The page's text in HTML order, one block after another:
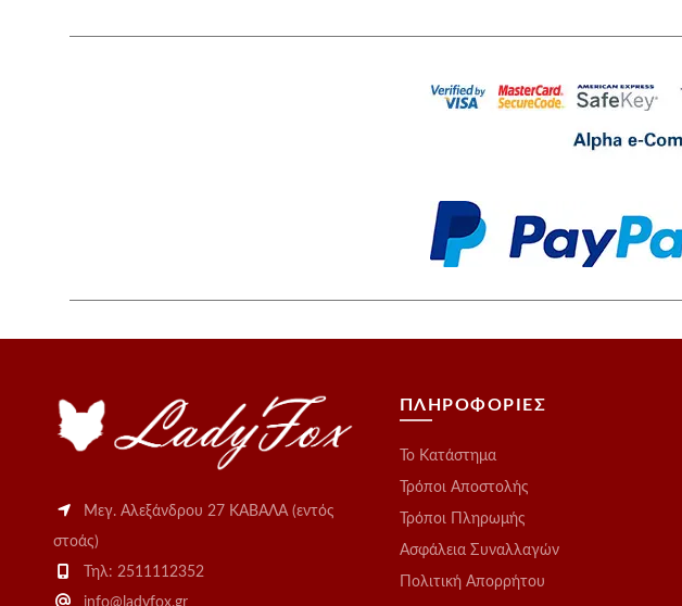
Μεγ. Αλεξάνδρου 27 ΚΑΒΑΛΑ (εντός
στοάς)
Τηλ: 2511112352
info@ladyfox.gr
ΠΛΗΡΟΦΟΡΙΕΣ
Το Kατάστημα
Τρόποι Αποστολής
Τρόποι Πληρωμής
Ασφάλεια Συναλλαγών
Πολιτική Απορρήτου